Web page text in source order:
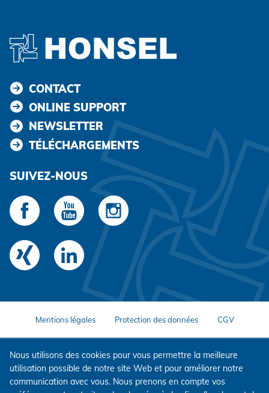
CONTACT
ONLINE SUPPORT
NEWSLETTER
TÉLÉCHARGEMENTS
SUIVEZ-NOUS
Mentions légales Protection des données CGV
Nous utilisons des cookies pour vous permettre la meilleure
utilisation possible de notre site Web et pour améliorer notre
communication avec vous. Nous prenons en compte vos